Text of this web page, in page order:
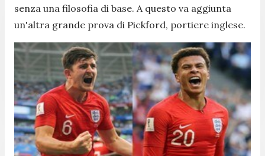
senza una filosofia di base. A questo va aggiunta
un'altra grande prova di Pickford, portiere inglese.